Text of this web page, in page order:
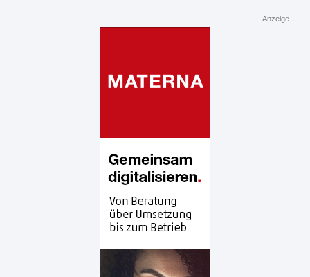
Anzeige